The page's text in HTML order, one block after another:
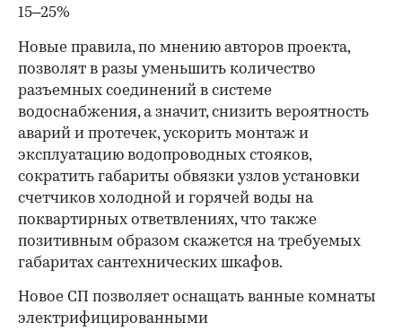
15–25%
Новые правила, по мнению авторов проекта,
позволят в разы уменьшить количество
разъемных соединений в системе
водоснабжения, а значит, снизить вероятность
аварий и протечек, ускорить монтаж и
эксплуатацию водопроводных стояков,
сократить габариты обвязки узлов установки
счетчиков холодной и горячей воды на
поквартирных ответвлениях, что также
позитивным образом скажется на требуемых
габаритах сантехнических шкафов.
Новое СП позволяет оснащать ванные комнаты
электрифицированными